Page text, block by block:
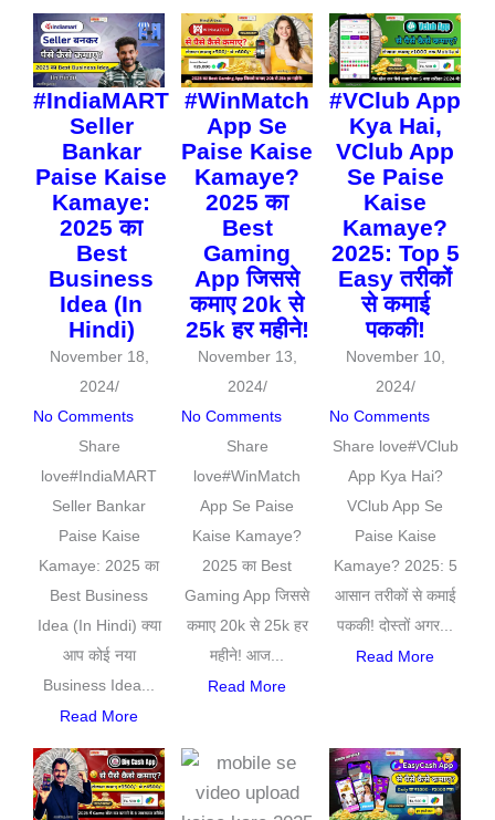
#IndiaMART
Seller
Bankar
Paise Kaise
Kamaye:
2025 का
Best
Business
Idea (In
Hindi)
November 18,
2024/
No Comments
Share
love#IndiaMART
Seller Bankar
Paise Kaise
Kamaye: 2025 का
Best Business
Idea (In Hindi) क्या
आप कोई नया
Business Idea...
Read More
#WinMatch
App Se
Paise Kaise
Kamaye?
2025 का
Best
Gaming
App जिससे
कमाए 20k से
25k हर महीने!
November 13,
2024/
No Comments
Share
love#WinMatch
App Se Paise
Kaise Kamaye?
2025 का Best
Gaming App जिससे
कमाए 20k से 25k हर
महीने! आज...
Read More
#VClub App
Kya Hai,
VClub App
Se Paise
Kaise
Kamaye?
2025: Top 5
Easy तरीकों
से कमाई
पककी!
November 10,
2024/
No Comments
Share love#VClub
App Kya Hai?
VClub App Se
Paise Kaise
Kamaye? 2025: 5
आसान तरीकों से कमाई
पककी! दोस्तों अगर...
Read More